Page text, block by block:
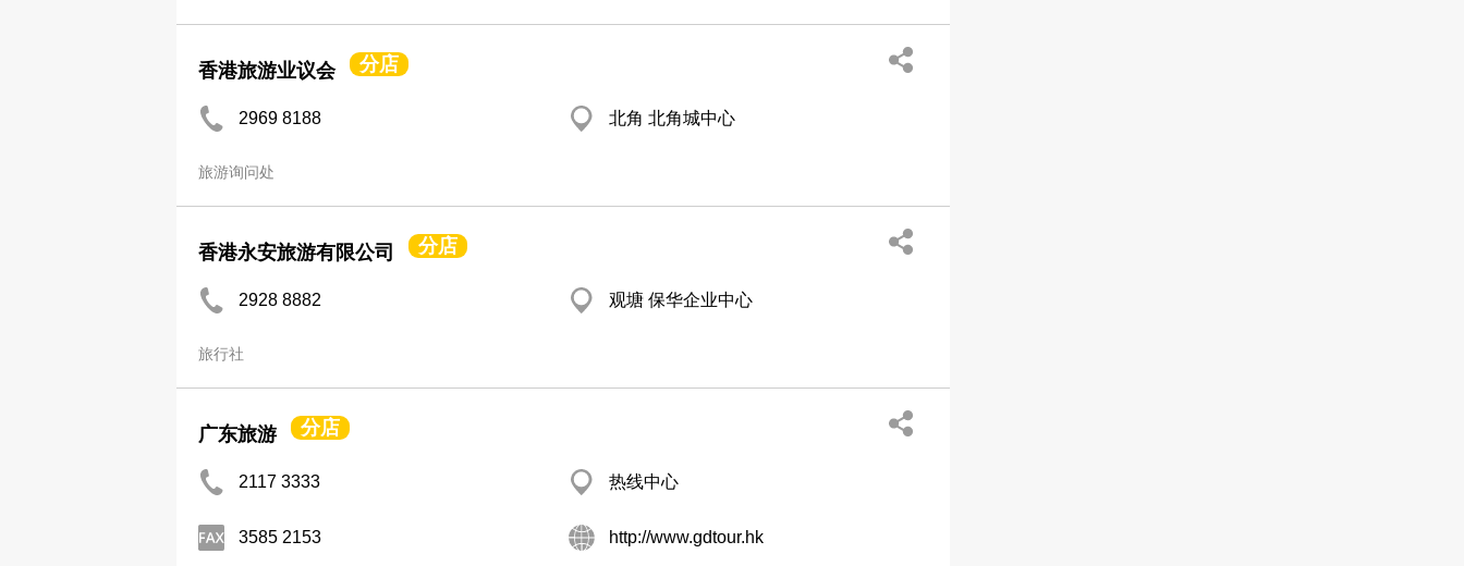
香港旅游业议会 分店
2969 8188 北角 北角城中心
旅游询问处
香港永安旅游有限公司 分店
2928 8882 观塘 保华企业中心
旅行社
广东旅游 分店
2117 3333 热线中心
3585 2153 http://www.gdtour.hk